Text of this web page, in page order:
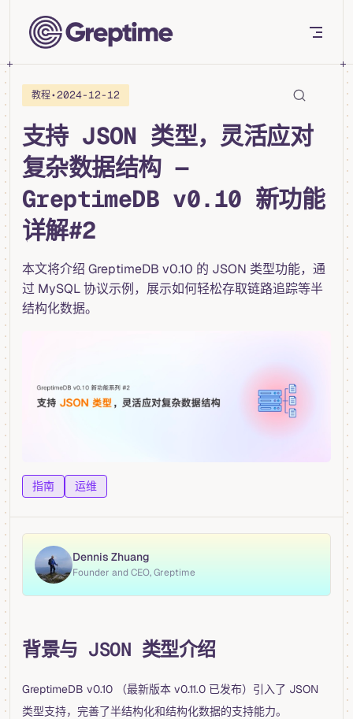
Skip to content
教程•2024-12-12
支持 JSON 类型，灵活应对
复杂数据结构 —
GreptimeDB v0.10 新功能
详解#2
本文将介绍 GreptimeDB v0.10 的 JSON 类型功能，通
过 MySQL 协议示例，展示如何轻松存取链路追踪等半
结构化数据。
指南 运维
Dennis Zhuang
Founder and CEO, Greptime
背景与 JSON 类型介绍
GreptimeDB v0.10 （最新版本 v0.11.0 已发布）引入了 JSON
类型支持，完善了半结构化和结构化数据的支持能力。